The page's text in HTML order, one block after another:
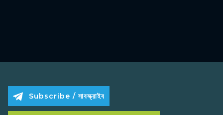
Subscribe / সাবস্ক্রাইব